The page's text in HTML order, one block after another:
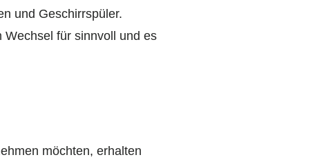
und Geschirrspüler.
Wechsel für sinnvoll und es
möchten, erhalten